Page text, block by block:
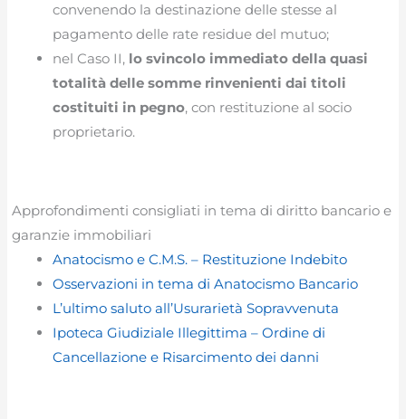
convenendo la destinazione delle stesse al
pagamento delle rate residue del mutuo;
nel Caso II, lo svincolo immediato della quasi
totalità delle somme rinvenienti dai titoli
costituiti in pegno, con restituzione al socio
proprietario.
Approfondimenti consigliati in tema di diritto bancario e
garanzie immobiliari
Anatocismo e C.M.S. – Restituzione Indebito
Osservazioni in tema di Anatocismo Bancario
L’ultimo saluto all’Usurarietà Sopravvenuta
Ipoteca Giudiziale Illegittima – Ordine di
Cancellazione e Risarcimento dei danni